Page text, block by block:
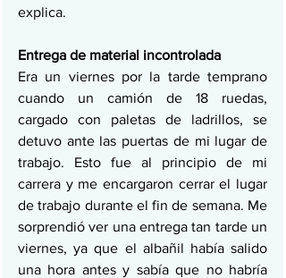
explica.
Entrega de material incontrolada
Era un viernes por la tarde temprano
cuando un camión de 18 ruedas,
cargado con paletas de ladrillos, se
detuvo ante las puertas de mi lugar de
trabajo. Esto fue al principio de mi
carrera y me encargaron cerrar el lugar
de trabajo durante el fin de semana. Me
sorprendió ver una entrega tan tarde un
viernes, ya que el albañil había salido
una hora antes y sabía que no habría